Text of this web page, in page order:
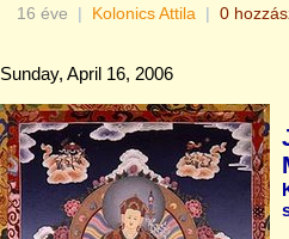
16 éve | Kolonics Attila | 0
Sunday, April 16, 2006